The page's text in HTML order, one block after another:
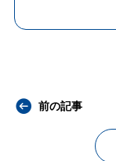
前の記事